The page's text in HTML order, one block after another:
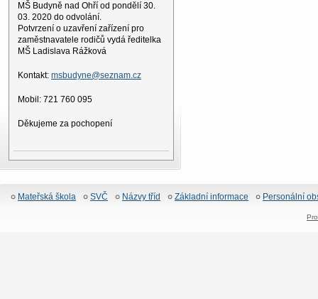
MŠ Budyně nad Ohří od pondělí 30.
03. 2020 do odvolání.
Potvrzení o uzavření zařízení pro
zaměstnavatele rodičů vydá ředitelka
MŠ Ladislava Rážková
Kontakt: msbudyne@seznam.cz
Mobil: 721 760 095
Děkujeme za pochopení
Mateřská škola SVČ Názvy tříd Základní informace Personální